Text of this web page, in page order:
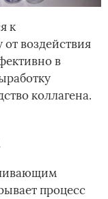
к
воздействия
в
коллагена.
процесс